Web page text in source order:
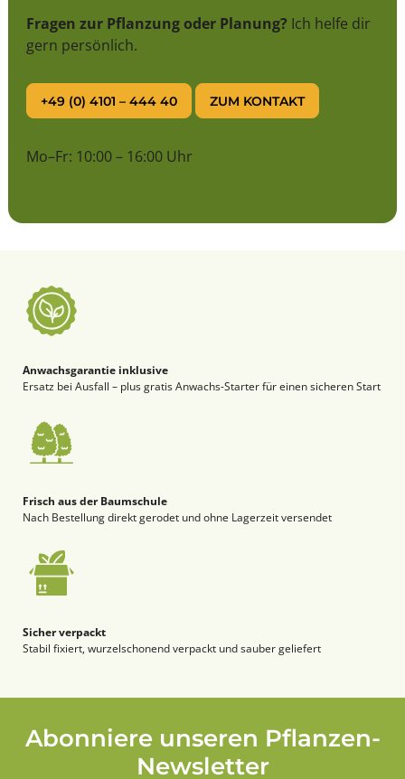
Fragen zur Pflanzung oder Planung? Ich helfe dir
gern persönlich.
+49 (0) 4101 – 444 40 ZUM KONTAKT
Mo–Fr: 10:00 – 16:00 Uhr
Anwachsgarantie inklusive
Ersatz bei Ausfall – plus gratis Anwachs-Starter für einen sicheren Start
Frisch aus der Baumschule
Nach Bestellung direkt gerodet und ohne Lagerzeit versendet
Sicher verpackt
Stabil fixiert, wurzelschonend verpackt und sauber geliefert
Abonniere unseren Pflanzen-
Newsletter